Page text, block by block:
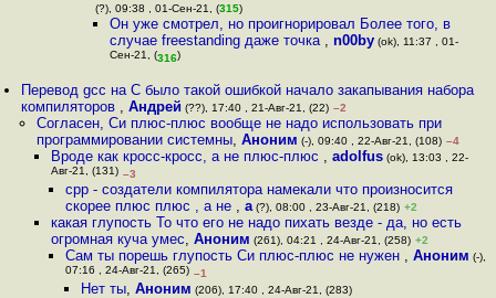
(?), 09:38 , 01-Сен-21, (315)
Он уже смотрел, но проигнорировал Более того, в
случае freestanding даже точка ,n00by (ok), 11:37 , 01-
Сен-21, (316)
Перевод gcc на C было такой ошибкой начало закапывания набора
компиляторов ,Андрей (??), 17:40 , 21-Авг-21, (22) –2
Согласен, Си плюс-плюс вообще не надо использовать при
программировании системны, Аноним (-), 09:40 , 22-Авг-21, (108) –4
Вроде как кросс-кросс, а не плюс-плюс , adolfus(ok), 13:03 , 22-
Авг-21, (131) –3
cpp - создатели компилятора намекали что произносится
скорее плюс плюс , а не ,а (?), 08:00 , 23-Авг-21, (218) +2
какая глупость То что его не надо пихать везде - да, но есть
огромная куча умес, Аноним (261), 04:21 , 24-Авг-21, (258) +2
Сам ты порешь глупость Си плюс-плюс не нужен ,Аноним (-),
07:16 , 24-Авг-21, (265) –1
Нет ты, Аноним (206), 17:40 , 24-Авг-21, (283)